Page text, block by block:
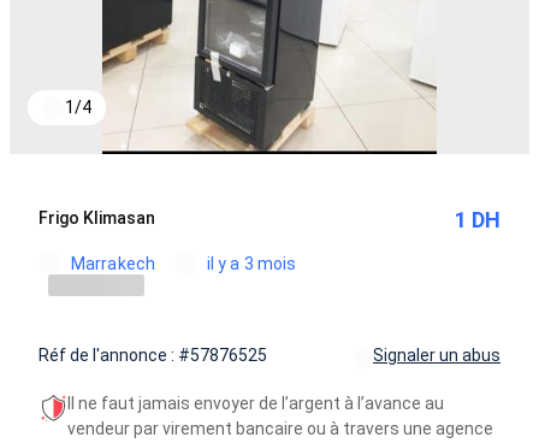
1/4
Frigo Klimasan 1 DH
Marrakech il y a 3 mois
Réf de l'annonce : #57876525 Signaler un abus
Il ne faut jamais envoyer de l’argent à l’avance au
vendeur par virement bancaire ou à travers une agence